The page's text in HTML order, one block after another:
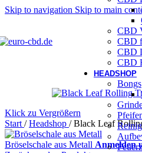
Skip to navigation Skip to main
CBD
CBD
CBD
CBD
HEADSHOP
Bongs
Klick zu Vergrößern
Start / Headshop / Black Leaf
Bröselschale aus Metall Anmelden